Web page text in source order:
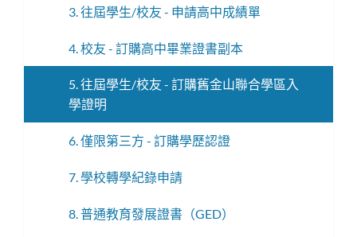
3. 往屆學生/校友 - 申請高中成績單
4. 校友 - 訂購高中畢業證書副本
5. 往屆學生/校友 - 訂購舊金山聯合學區入
學證明
6. 僅限第三方 - 訂購學歷認證
7. 學校轉學紀錄申請
8. 普通教育發展證書（GED）